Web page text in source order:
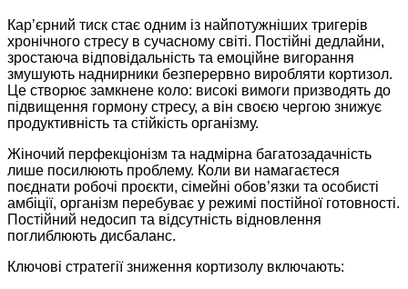
Кар’єрний тиск стає одним із найпотужніших тригерів
хронічного стресу в сучасному світі. Постійні дедлайни,
зростаюча відповідальність та емоційне вигорання
змушують наднирники безперервно виробляти кортизол.
Це створює замкнене коло: високі вимоги призводять до
підвищення гормону стресу, а він своєю чергою знижує
продуктивність та стійкість організму.
Жіночий перфекціонізм та надмірна багатозадачність
лише посилюють проблему. Коли ви намагаєтеся
поєднати робочі проєкти, сімейні обов’язки та особисті
амбіції, організм перебуває у режимі постійної готовності.
Постійний недосип та відсутність відновлення
поглиблюють дисбаланс.
Ключові стратегії зниження кортизолу включають: